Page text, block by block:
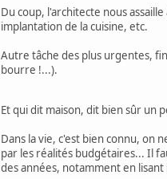
Du coup, l'architecte nous
implantation de la cuisine, etc.
Autre tâche des plus urgentes,
bourre !...).
Et qui dit maison, dit bien sûr un
Dans la vie, c'est bien connu, on
par les réalités budgétaires... Il
des années, notamment en